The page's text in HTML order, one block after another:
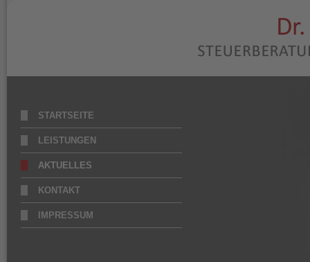
STARTSEITE
LEISTUNGEN
AKTUELLES
KONTAKT
IMPRESSUM